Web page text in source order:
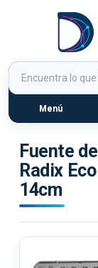
Menú
Fuente
Radix
14cm